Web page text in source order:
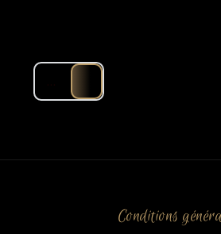
...
Conditions